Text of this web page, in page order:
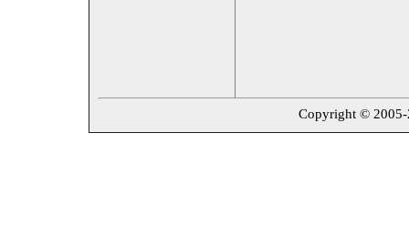
Copyright ©